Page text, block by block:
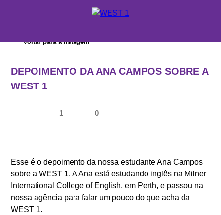
ONDE ESTUDAR
CONSULTORES EDUCACIONAIS
Voltar para a listagem
DEPOIMENTO DA ANA CAMPOS SOBRE A
WEST 1
1 0
Esse é o depoimento da nossa estudante Ana Campos
sobre a WEST 1. A Ana está estudando inglês na Milner
International College of English, em Perth, e passou na
nossa agência para falar um pouco do que acha da
WEST 1.